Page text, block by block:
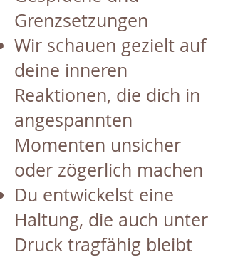
Grenzsetzungen
Wir schauen gezielt auf
deine inneren
Reaktionen, die dich in
angespannten
Momenten unsicher
oder zögerlich machen
Du entwickelst eine
Haltung, die auch unter
Druck tragfähig bleibt